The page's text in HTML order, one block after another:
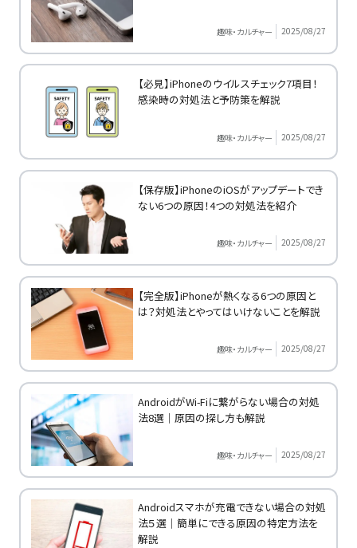
趣味・カルチャー 2025/08/27
【必見】iPhoneのウイルスチェック7項目！
感染時の対処法と予防策を解説
趣味・カルチャー 2025/08/27
【保存版】iPhoneのiOSがアップデートでき
ない6つの原因！4つの対処法を紹介
趣味・カルチャー 2025/08/27
【完全版】iPhoneが熱くなる6つの原因と
は？対処法とやってはいけないことを解説
趣味・カルチャー 2025/08/27
AndroidがWi-Fiに繋がらない場合の対処
法8選｜原因の探し方も解説
趣味・カルチャー 2025/08/27
Androidスマホが充電できない場合の対処
法５選｜簡単にできる原因の特定方法を
解説